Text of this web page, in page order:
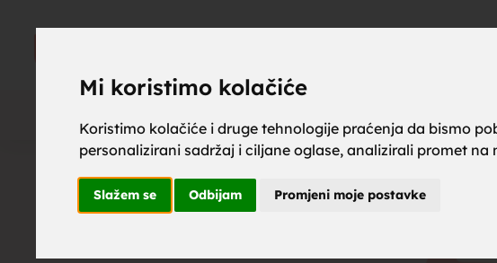
Mi koristimo kolačiće
Koristimo kolačiće i druge tehnologije praćenja da bismo
personalizirani sadržaj i ciljane oglase, analizirali promet
Slažem se Odbijam Promjeni moje postavke
upoznaj za
brak,